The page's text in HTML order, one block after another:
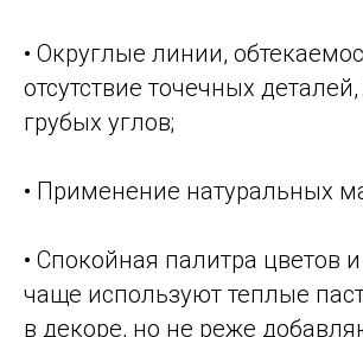
• Округлые линии,
отсутствие точечных
грубых углов;
• Применение натуральных
• Спокойная палитра цветов
чаще используют теплые
в декоре, но не реже